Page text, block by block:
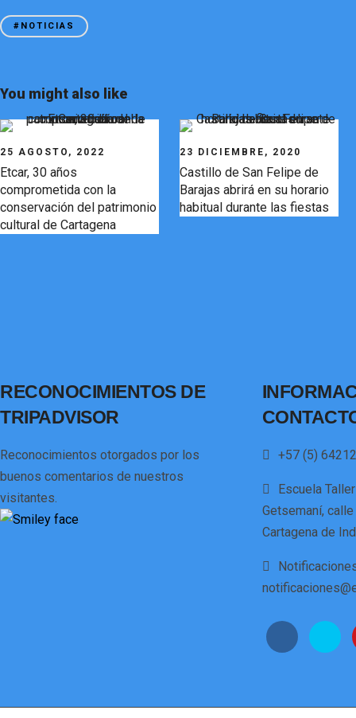
#NOTICIAS
You might also like
25 AGOSTO, 2022
Etcar, 30 años
comprometida con la
conservación del patrimonio
cultural de Cartagena
23 DICIEMBRE, 2020
Castillo de San Felipe de
Barajas abrirá en su horario
habitual durante las fiestas
RECONOCIMIENTOS DE
TRIPADVISOR
Reconocimientos otorgados por los
buenos comentarios de nuestros
visitantes.
+57 (5)
Escuela
Getsemaní,
Cartagena de